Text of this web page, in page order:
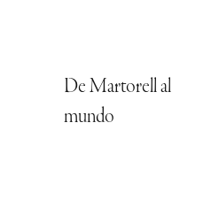
De Martorell al
mundo